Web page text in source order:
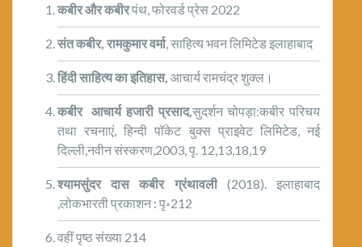
कबीर और कबीरपंथ, फोरवर्ड प्रेस 2022
संत कबीर, रामकुमार वर्मा, साहित्य भवन लिमिटेड इलाहाबाद
हिंदी साहित्य का इतिहास, आचार्य रामचंद्र शुक्ल।
कबीर आचार्य हजारी प्रसाद,सुदर्शन चोपड़ा:कबीर परिचय
तथा रचनाएं, हिन्दी पॉकेट बुक्स प्राइवेट लिमिटेड, नई
दिल्ली,नवीन संस्करण,2003, पृ. 12,13,18,19
श्यामसुंदर दास कबीर ग्रंथावली (2018). इलाहाबाद
,लोकभारती प्रकाशन : पृ॰212
वहीं पृष्ठ संख्या 214